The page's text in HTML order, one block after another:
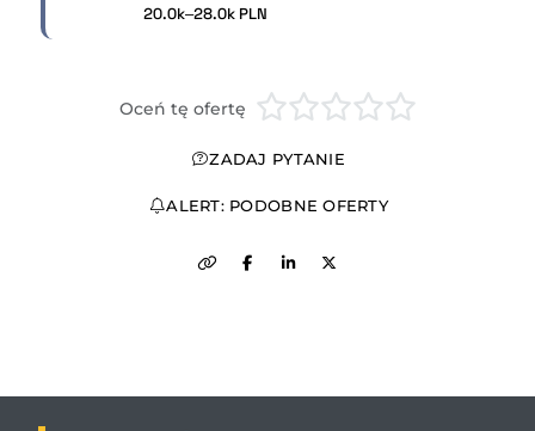
20.0k–28.0k PLN
Oceń tę ofertę
ZADAJ PYTANIE
ALERT: PODOBNE OFERTY